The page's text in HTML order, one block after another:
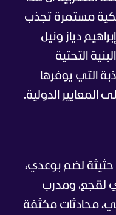
مستمرة تجذب
دياز ونيل
التحتية
التي يوفرها
المعايير الدولية.
حثيثة لضم بوعدي،
لقجع، ومدرب
محادثات مكثفة